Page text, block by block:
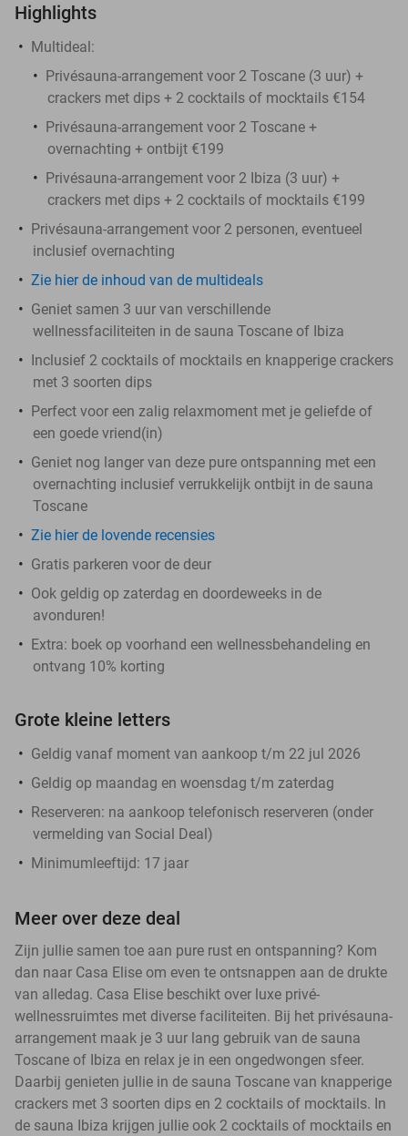
Highlights
Multideal:
Privésauna-arrangement voor 2 Toscane (3 uur) +
crackers met dips + 2 cocktails of mocktails €154
Privésauna-arrangement voor 2 Toscane +
overnachting + ontbijt €199
Privésauna-arrangement voor 2 Ibiza (3 uur) +
crackers met dips + 2 cocktails of mocktails €199
Privésauna-arrangement voor 2 personen, eventueel
inclusief overnachting
Zie hier de inhoud van de multideals
Geniet samen 3 uur van verschillende
wellnessfaciliteiten in de sauna Toscane of Ibiza
Inclusief 2 cocktails of mocktails en knapperige crackers
met 3 soorten dips
Perfect voor een zalig relaxmoment met je geliefde of
een goede vriend(in)
Geniet nog langer van deze pure ontspanning met een
overnachting inclusief verrukkelijk ontbijt in de sauna
Toscane
Zie hier de lovende recensies
Gratis parkeren voor de deur
Ook geldig op zaterdag en doordeweeks in de
avonduren!
Extra: boek op voorhand een wellnessbehandeling en
ontvang 10% korting
Grote kleine letters
Geldig vanaf moment van aankoop t/m 22 jul 2026
Geldig op maandag en woensdag t/m zaterdag
Reserveren: na aankoop telefonisch reserveren (onder
vermelding van Social Deal)
Minimumleeftijd: 17 jaar
Meer over deze deal
Zijn jullie samen toe aan pure rust en ontspanning? Kom
dan naar Casa Elise om even te ontsnappen aan de drukte
van alledag. Casa Elise beschikt over luxe privé-
wellnessruimtes met diverse faciliteiten. Bij het privésauna-
arrangement maak je 3 uur lang gebruik van de sauna
Toscane of Ibiza en relax je in een ongedwongen sfeer.
Daarbij genieten jullie in de sauna Toscane van knapperige
crackers met 3 soorten dips en 2 cocktails of mocktails. In
de sauna Ibiza krijgen jullie ook 2 cocktails of mocktails en